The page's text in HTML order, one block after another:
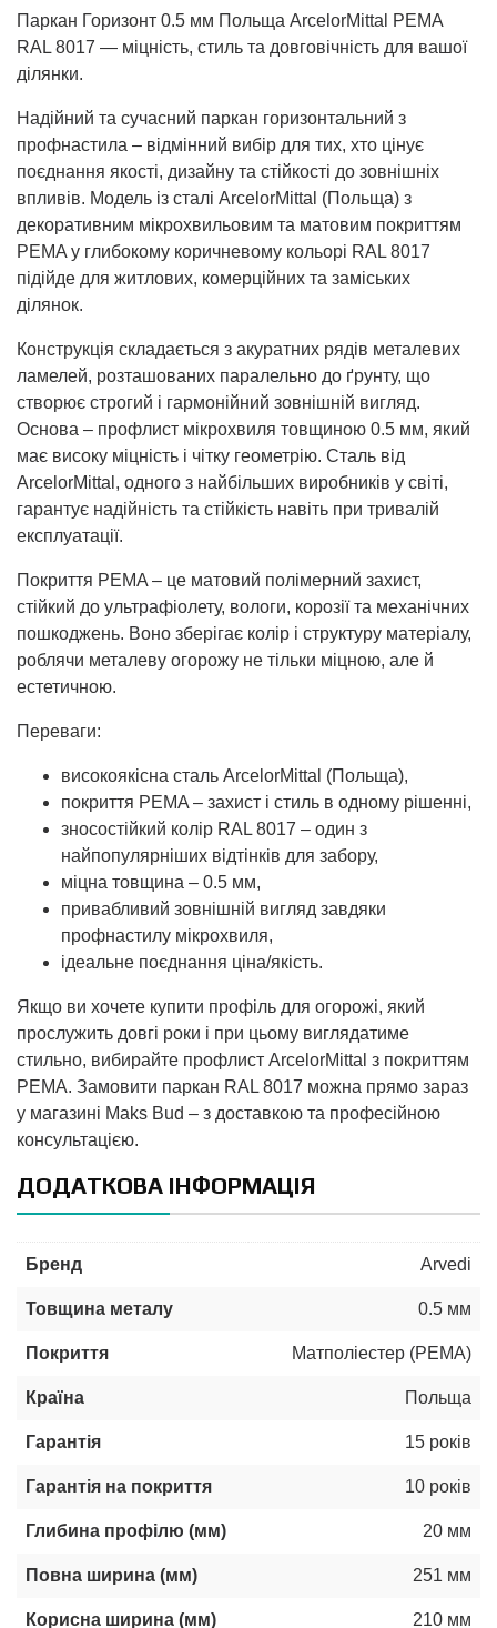
Паркан Горизонт 0.5 мм Польща ArcelorMittal PEMA
RAL 8017 — міцність, стиль та довговічність для вашої
ділянки.
Надійний та сучасний паркан горизонтальний з
профнастила – відмінний вибір для тих, хто цінує
поєднання якості, дизайну та стійкості до зовнішніх
впливів. Модель із сталі ArcelorMittal (Польща) з
декоративним мікрохвильовим та матовим покриттям
PEMA у глибокому коричневому кольорі RAL 8017
підійде для житлових, комерційних та заміських
ділянок.
Конструкція складається з акуратних рядів металевих
ламелей, розташованих паралельно до ґрунту, що
створює строгий і гармонійний зовнішній вигляд.
Основа – профлист мікрохвиля товщиною 0.5 мм, який
має високу міцність і чітку геометрію. Сталь від
ArcelorMittal, одного з найбільших виробників у світі,
гарантує надійність та стійкість навіть при тривалій
експлуатації.
Покриття PEMA – це матовий полімерний захист,
стійкий до ультрафіолету, вологи, корозії та механічних
пошкоджень. Воно зберігає колір і структуру матеріалу,
роблячи металеву огорожу не тільки міцною, але й
естетичною.
Переваги:
високоякісна сталь ArcelorMittal (Польща),
покриття PEMA – захист і стиль в одному рішенні,
зносостійкий колір RAL 8017 – один з
найпопулярніших відтінків для забору,
міцна товщина – 0.5 мм,
привабливий зовнішній вигляд завдяки
профнастилу мікрохвиля,
ідеальне поєднання ціна/якість.
Якщо ви хочете купити профіль для огорожі, який
прослужить довгі роки і при цьому виглядатиме
стильно, вибирайте профлист ArcelorMittal з покриттям
PEMA. Замовити паркан RAL 8017 можна прямо зараз
у магазині Maks Bud – з доставкою та професійною
консультацією.
ДОДАТКОВА ІНФОРМАЦІЯ
Бренд Arvedi
Товщина металу 0.5 мм
Покриття Матполіестер (РЕМА)
Країна Польща
Гарантія 15 років
Гарантія на покриття 10 років
Глибина профілю (мм) 20 мм
Повна ширина (мм) 251 мм
Корисна ширина (мм) 210 мм